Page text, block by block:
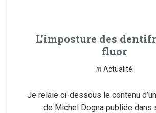
L’imposture des
fluor
inActualité
Je relaie ci-dessous le contenu
de Michel Dogna publiée dans